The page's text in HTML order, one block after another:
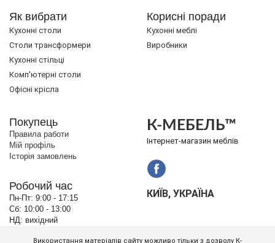
Як вибрати
Кухонні столи
Cтоли трансформери
Кухонні стільці
Комп'ютерні столи
Офісні крісла
Корисні поради
Кухонні меблі
Виробники
Використання матеріалів сайту можливо тільки з дозволу К-
Покупець
Правила работи
Мій профіль
Історія замовлень
Робочий час
Пн-Пт: 9:00 - 17:15
Сб: 10:00 - 13:00
НД: вихідний
К-МЕБЕЛЬ™
Інтернет-магазин меблів
КИЇВ, УКРАЇНА